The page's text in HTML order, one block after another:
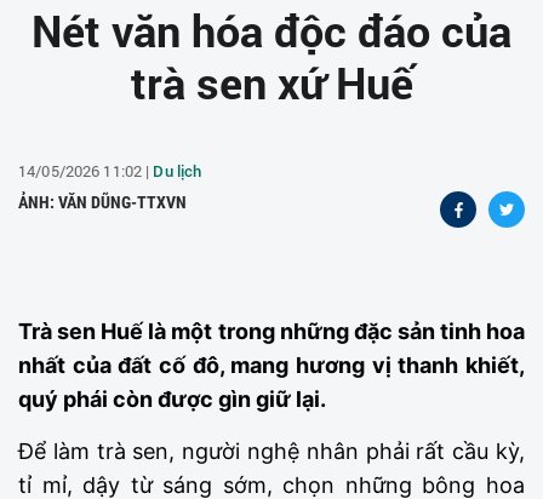
Nét văn hóa độc đáo của
trà sen xứ Huế
14/05/2026 11:02 | Du lịch
ẢNH: VĂN DŨNG-TTXVN
Trà sen Huế là một trong những đặc sản tinh hoa
nhất của đất cố đô, mang hương vị thanh khiết,
quý phái còn được gìn giữ lại.
Để làm trà sen, người nghệ nhân phải rất cầu kỳ,
tỉ mỉ, dậy từ sáng sớm, chọn những bông hoa